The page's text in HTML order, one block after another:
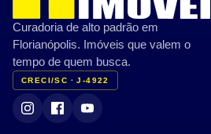
Varanda/Sacada
Jardim
Vista mar
Semi mobiliado
Curadoria de alto padrão em
Florianópolis. Imóveis que valem o
tempo de quem busca.
CRECI/SC · J-4922